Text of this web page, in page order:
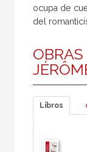
Editora
Escritor
Escritora
Ilustrador
Traductor
ocupa de
del
Libros